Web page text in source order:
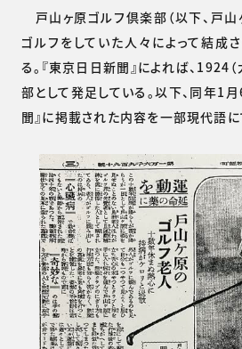
戸山ヶ原ゴルフ倶楽部（以下、戸山
ゴルフをしていた人々によって結成
る。『東京日日新聞』によれば、1924
部として発足している。以下、同年1
聞』に掲載された内容を一部現代語に